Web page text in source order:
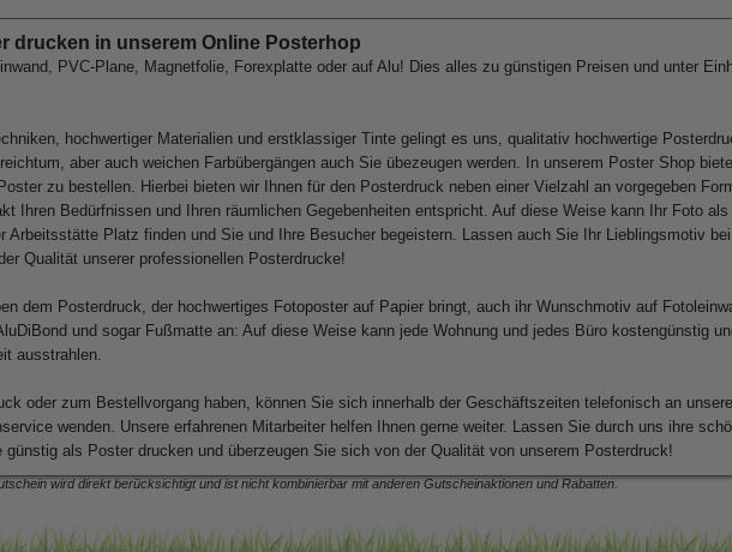
drucken in unserem Online Posterhop
, PVC-Plane, Magnetfolie, Forexplatte oder auf Alu! Dies alles zu günstigen Preisen und unter
hochwertiger Materialien und erstklassiger Tinte gelingt es uns, qualitativ hochwertige
aber auch weichen Farbübergängen auch Sie übezeugen werden. In unserem Poster Shop
zu bestellen. Hierbei bieten wir Ihnen für den Posterdruck neben einer Vielzahl an vorgegeben
Ihren Bedürfnissen und Ihren räumlichen Gegebenheiten entspricht. Auf diese Weise kann Ihr Foto als
Arbeitsstätte Platz finden und Sie und Ihre Besucher begeistern. Lassen auch Sie Ihr Lieblingsmotiv
Qualität unserer professionellen Posterdrucke!
dem Posterdruck, der hochwertiges Fotoposter auf Papier bringt, auch ihr Wunschmotiv auf
und sogar Fußmatte an: Auf diese Weise kann jede Wohnung und jedes Büro kostengünstig
ausstrahlen.
oder zum Bestellvorgang haben, können Sie sich innerhalb der Geschäftszeiten telefonisch an
wenden. Unsere erfahrenen Mitarbeiter helfen Ihnen gerne weiter. Lassen Sie durch uns ihre
günstig als Poster drucken und überzeugen Sie sich von der Qualität von unserem Posterdruck!
wird direkt berücksichtigt und ist nicht kombinierbar mit anderen Gutscheinaktionen und Rabatten.